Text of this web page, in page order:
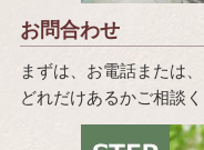
お問合わせ
まずは、お電話または
どれだけあるかご相談く